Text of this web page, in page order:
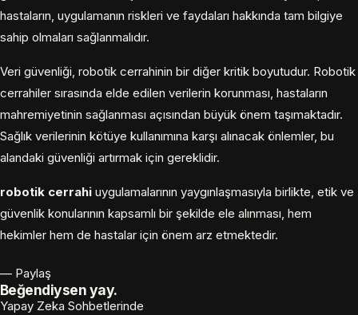
hastaların, uygulamanın riskleri ve faydaları hakkında tam bilgiye
sahip olmaları sağlanmalıdır.
Veri güvenliği, robotik cerrahinin bir diğer kritik boyutudur. Robotik
cerrahiler sırasında elde edilen verilerin korunması, hastaların
mahremiyetinin sağlanması açısından büyük önem taşımaktadır.
Sağlık verilerinin kötüye kullanımına karşı alınacak önlemler, bu
alandaki güvenliği artırmak için gereklidir.
robotik cerrahi uygulamalarının yaygınlaşmasıyla birlikte, etik ve
güvenlik konularının kapsamlı bir şekilde ele alınması, hem
hekimler hem de hastalar için önem arz etmektedir.
— Paylaş
Beğendiysen yay.
Yapay Zeka Sohbetlerinde